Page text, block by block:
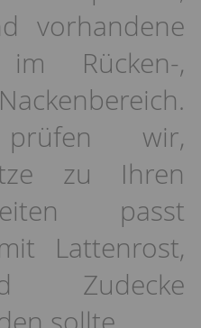
vorhandene
im Rücken-,
prüfen wir,
zu Ihren
passt
Lattenrost,
Zudecke